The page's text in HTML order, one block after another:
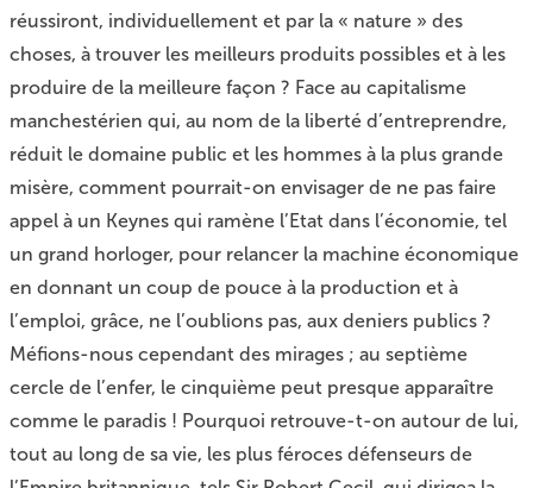
réussiront, individuellement et par la « nature » des
choses, à trouver les meilleurs produits possibles et à les
produire de la meilleure façon ? Face au capitalisme
manchestérien qui, au nom de la liberté d’entreprendre,
réduit le domaine public et les hommes à la plus grande
misère, comment pourrait-on envisager de ne pas faire
appel à un Keynes qui ramène l’Etat dans l’économie, tel
un grand horloger, pour relancer la machine économique
en donnant un coup de pouce à la production et à
l’emploi, grâce, ne l’oublions pas, aux deniers publics ?
Méfions-nous cependant des mirages ; au septième
cercle de l’enfer, le cinquième peut presque apparaître
comme le paradis ! Pourquoi retrouve-t-on autour de lui,
tout au long de sa vie, les plus féroces défenseurs de